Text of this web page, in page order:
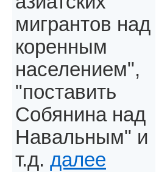
мигрантов над
коренным
населением",
"поставить
Собянина над
Навальным" и
т.д. далее